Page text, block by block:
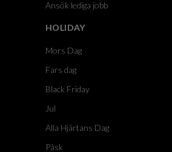
Ansök lediga jobb
HOLIDAY
Mors Dag
Fars dag
Black Friday
Jul
Alla Hjärtans Dag
Påsk